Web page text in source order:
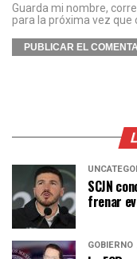
Guarda mi nombre,
para la próxima vez que
SCJN
frenar
GOBIERNO